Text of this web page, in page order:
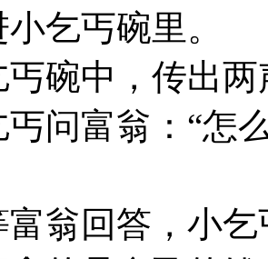
乞丐碗里。
中，传出两
富翁：“怎么
回答，小乞丐